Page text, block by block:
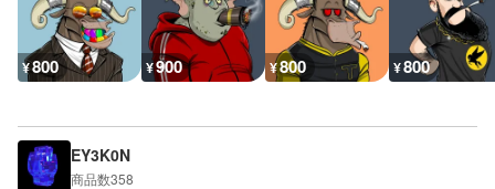
¥800 ¥900 ¥800 ¥800
EY3K0N
商品数358